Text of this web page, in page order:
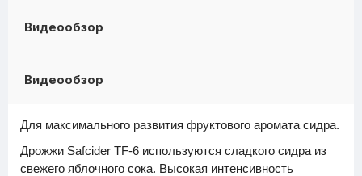
Видеообзор
Видеообзор
Для максимального развития фруктового аромата сидра.
Дрожжи Safcider TF-6 используются сладкого сидра из
свежего яблочного сока. Высокая интенсивность